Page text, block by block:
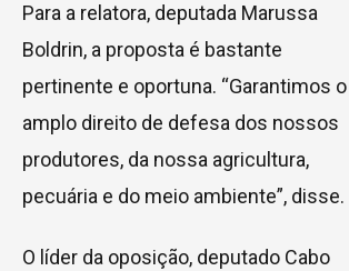
Para a relatora, deputada Marussa
Boldrin, a proposta é bastante
pertinente e oportuna. “Garantimos o
amplo direito de defesa dos nossos
produtores, da nossa agricultura,
pecuária e do meio ambiente”, disse.
O líder da oposição, deputado Cabo